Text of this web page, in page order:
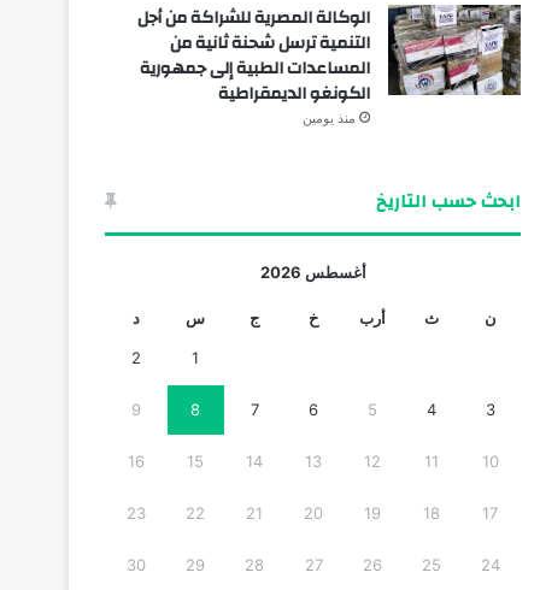
الوكالة المصرية للشراكة من أجل
التنمية ترسل شحنة ثانية من
المساعدات الطبية إلى جمهورية
الكونغو الديمقراطية
منذ يومين
ابحث حسب التاريخ
أغسطس 2026
ن ث أرب خ ج س د
1
2
3
4
5
6
7
8
9
10
11
12
13
14
15
16
17
18
19
20
21
22
23
24
25
26
27
28
29
30